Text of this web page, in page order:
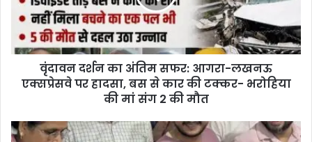
वृंदावन दर्शन का अंतिम सफर: आगरा-लखनऊ
एक्सप्रेसवे पर हादसा, बस से कार की टक्कर- भरोहिया
की मां संग 2 की मौत